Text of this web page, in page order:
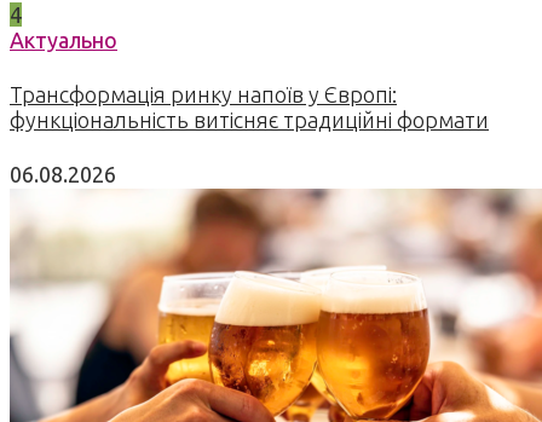
4
Актуально
Трансформація ринку напоїв у Європі:
функціональність витісняє традиційні формати
06.08.2026